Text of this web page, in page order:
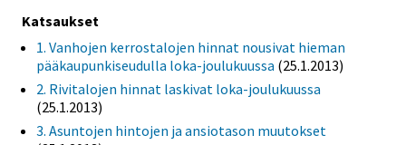
Katsaukset
1. Vanhojen kerrostalojen hinnat nousivat hieman
pääkaupunkiseudulla loka-joulukuussa (25.1.2013)
2. Rivitalojen hinnat laskivat loka-joulukuussa
(25.1.2013)
3. Asuntojen hintojen ja ansiotason muutokset